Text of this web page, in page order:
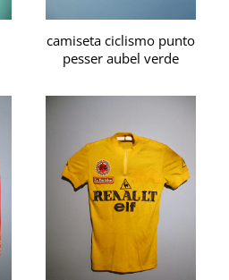
camiseta ciclismo punto
pesser aubel verde